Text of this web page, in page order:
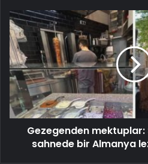
Gezegenden
sahnede bir Almanya